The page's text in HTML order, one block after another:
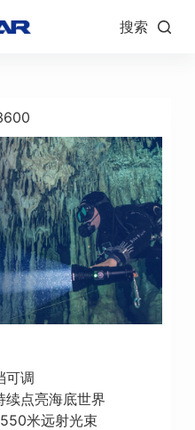
搜索
可调
续点亮海底世界
米远射光束